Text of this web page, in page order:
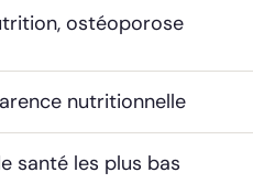
ostéoporose
nutritionnelle
santé les plus bas